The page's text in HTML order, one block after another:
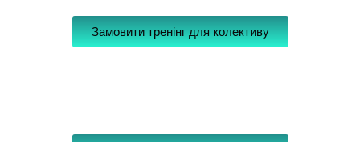
Замовити тренінг для колективу